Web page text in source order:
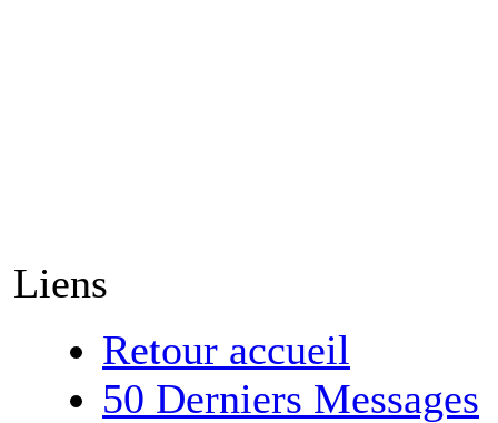
Liens
Retour accueil
50 Derniers Messages